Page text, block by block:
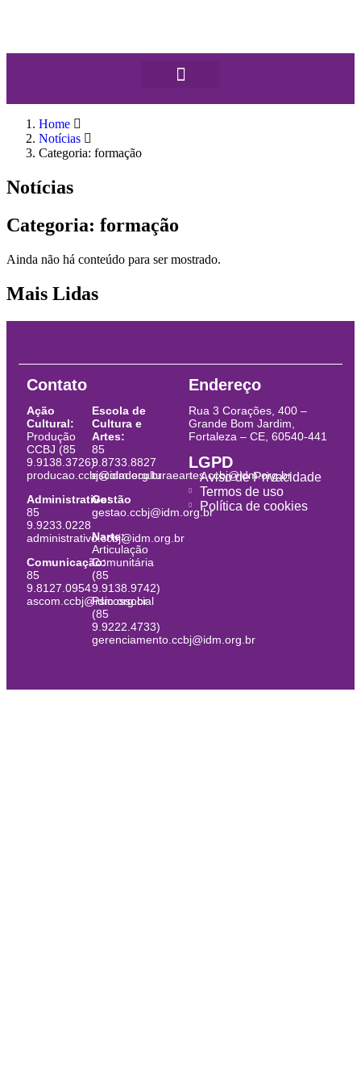
Home
Notícias
Categoria: formação
Notícias
Categoria: formação
Ainda não há conteúdo para ser mostrado.
Mais Lidas
Contato
Ação
Cultural:
Produção
CCBJ (85
9.9138.3726)
producao.ccbj@idm.org.br
Administrativo:
85
9.9233.0228
administrativo.ccbj@idm.org.br
Comunicação:
85
9.8127.0954
ascom.ccbj@idm.org.br
Escola de
Cultura e
Artes:
85
9.8733.8827
escoladeculturaeartes.ccbj@idm.org.br
Gestão
gestao.ccbj@idm.org.br
Narte:
Articulação
Comunitária
(85
9.9138.9742)
Psicossocial
(85
9.9222.4733)
gerenciamento.ccbj@idm.org.br
Endereço
Rua 3 Corações, 400 –
Grande Bom Jardim,
Fortaleza – CE, 60540-441
LGPD
Aviso de Privacidade
Termos de uso
Política de cookies